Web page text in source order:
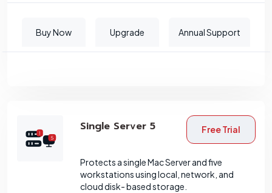
Buy Now Upgrade Annual Support
Single Server 5 Free Trial
Protects a single Mac Server and five
workstations using local, network, and
cloud disk- based storage.